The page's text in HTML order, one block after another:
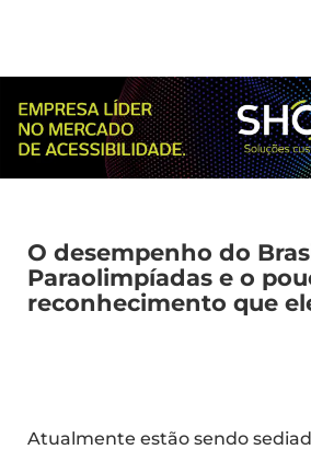
O desempenho do
Paraolimpíadas e o
reconhecimento que
Atualmente estão sendo